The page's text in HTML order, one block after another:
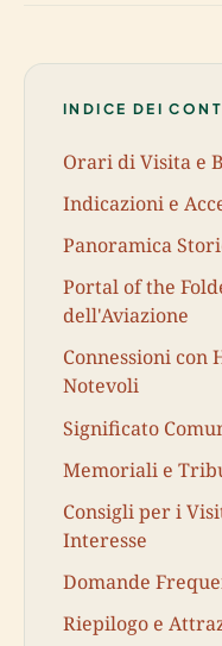
INDICE DEI
Orari di Visita e
Indicazioni e
Panoramica
Portal of the
dell'Aviazione
Connessioni con
Notevoli
Significato
Memoriali e
Consigli per i
Interesse
Domande
Riepilogo e